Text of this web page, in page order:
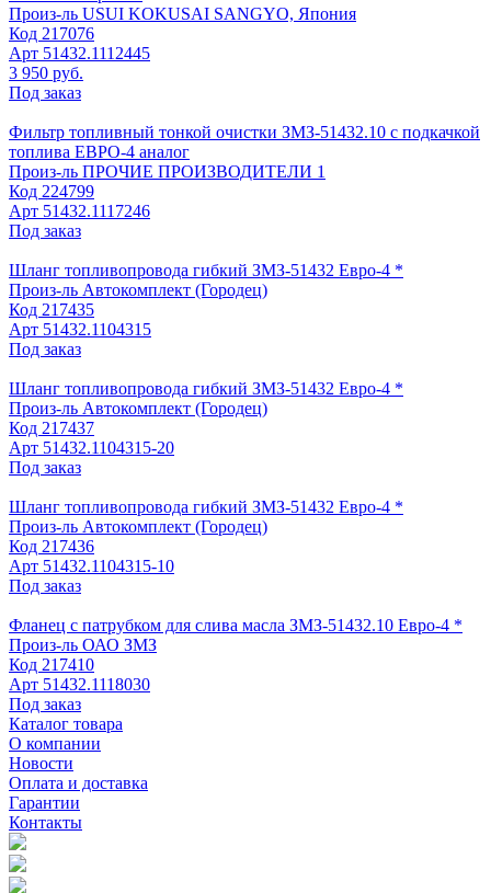
Произ-ль USUI KOKUSAI SANGYO, Япония
Код 217076
Арт 51432.1112445
3 950 руб.
Под заказ
Фильтр топливный тонкой очистки ЗМЗ-51432.10 с подкачкой
топлива ЕВРО-4 аналог
Произ-ль ПРОЧИЕ ПРОИЗВОДИТЕЛИ 1
Код 224799
Арт 51432.1117246
Под заказ
Шланг топливопровода гибкий ЗМЗ-51432 Евро-4 *
Произ-ль Автокомплект (Городец)
Код 217435
Арт 51432.1104315
Под заказ
Шланг топливопровода гибкий ЗМЗ-51432 Евро-4 *
Произ-ль Автокомплект (Городец)
Код 217437
Арт 51432.1104315-20
Под заказ
Шланг топливопровода гибкий ЗМЗ-51432 Евро-4 *
Произ-ль Автокомплект (Городец)
Код 217436
Арт 51432.1104315-10
Под заказ
Фланец с патрубком для слива масла ЗМЗ-51432.10 Евро-4 *
Произ-ль ОАО ЗМЗ
Код 217410
Арт 51432.1118030
Под заказ
Каталог товара
О компании
Новости
Оплата и доставка
Гарантии
Контакты